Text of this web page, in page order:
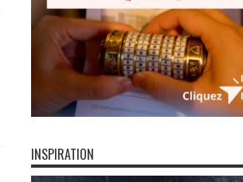
INSPIRATION